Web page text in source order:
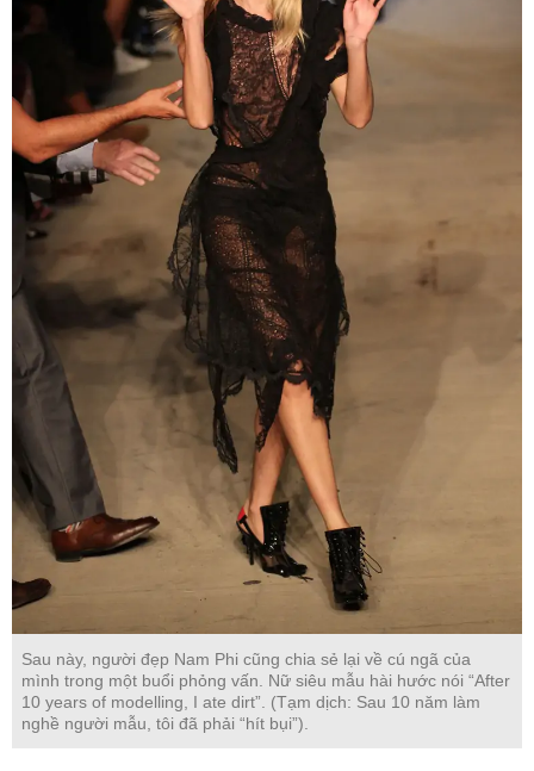
Sau này, người đẹp Nam Phi cũng chia sẻ lại về cú ngã của
mình trong một buổi phỏng vấn. Nữ siêu mẫu hài hước nói “After
10 years of modelling, I ate dirt”. (Tạm dịch: Sau 10 năm làm
Không cần đôi cánh thiên thần, sự nghiệp vẫn thành